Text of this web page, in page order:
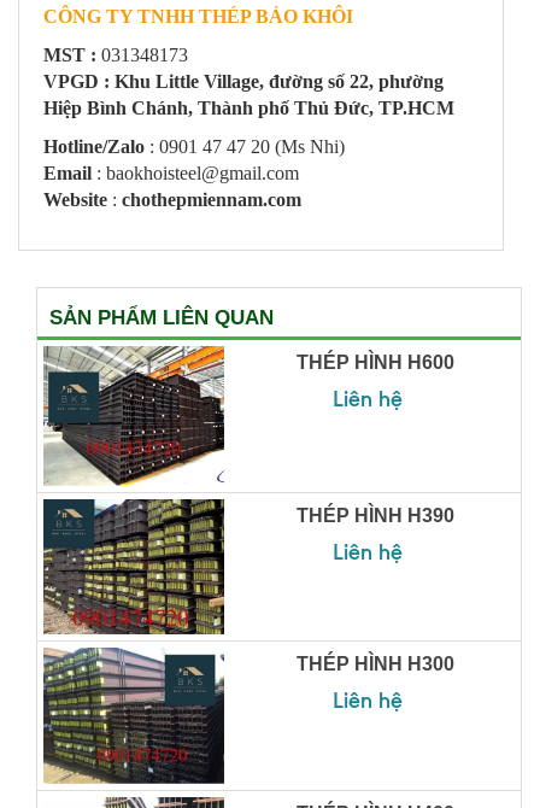
CÔNG TY TNHH THÉP BẢO KHÔI
MST : 031348173
VPGD : Khu Little Village, đường số 22, phường
Hiệp Bình Chánh, Thành phố Thủ Đức, TP.HCM
Hotline/Zalo : 0901 47 47 20 (Ms Nhi)
Email : baokhoisteel@gmail.com
Website : chothepmiennam.com
SẢN PHẨM LIÊN QUAN
THÉP HÌNH H600
Liên hệ
THÉP HÌNH H390
Liên hệ
THÉP HÌNH H300
Liên hệ